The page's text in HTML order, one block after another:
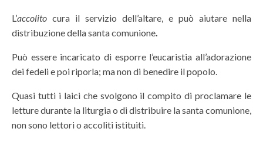
L’accolito cura il servizio dell’altare, e può aiutare nella
distribuzione della santa comunione
Può essere incaricato di esporre l’eucaristia all’adorazione
dei fedeli e poi riporla; ma non di benedire il popolo.
Quasi tutti i laici che svolgono il compito di proclamare le
letture durante la liturgia o di distribuire la santa comunione,
non sono lettori o accoliti istituiti.